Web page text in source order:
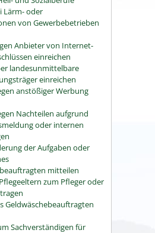
Lärm- oder
von Gewerbebetrieben
Anbieter von Internet-
einreichen
landesunmittelbare
einreichen
anstößiger Werbung
Nachteilen aufgrund
oder internen
der Aufgaben oder
mitteilen
zum Pfleger oder
Geldwäschebeauftragten
Sachverständigen für